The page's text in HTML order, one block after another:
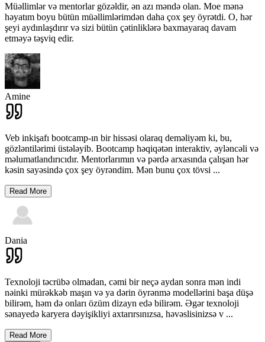
Müəllimlər və mentorlar gözəldir, ən azı məndə olan. Moe mənə
həyatım boyu bütün müəllimlərimdən daha çox şey öyrətdi. O, hər
şeyi aydınlaşdırır və sizi bütün çətinliklərə baxmayaraq davam
etməyə təşviq edir.
Amine
Veb inkişafı bootcamp-ın bir hissəsi olaraq deməliyəm ki, bu,
gözləntilərimi üstələyib. Bootcamp həqiqətən interaktiv, əyləncəli və
məlumatlandırıcıdır. Mentorlarımın və pərdə arxasında çalışan hər
kəsin sayəsində çox şey öyrəndim. Mən bunu çox tövsi ...
Read More
Dania
Texnoloji təcrübə olmadan, cəmi bir neçə aydan sonra mən indi
nəinki mürəkkəb maşın və ya dərin öyrənmə modellərini başa düşə
bilirəm, həm də onları özüm dizayn edə bilirəm. Əgər texnoloji
sənayedə karyera dəyişikliyi axtarırsınızsa, həvəslisinizsə v ...
Read More